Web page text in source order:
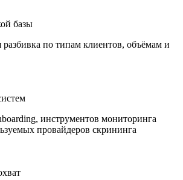
базы
по типам клиентов, объёмам и
инструментов мониторинга
провайдеров скрининга